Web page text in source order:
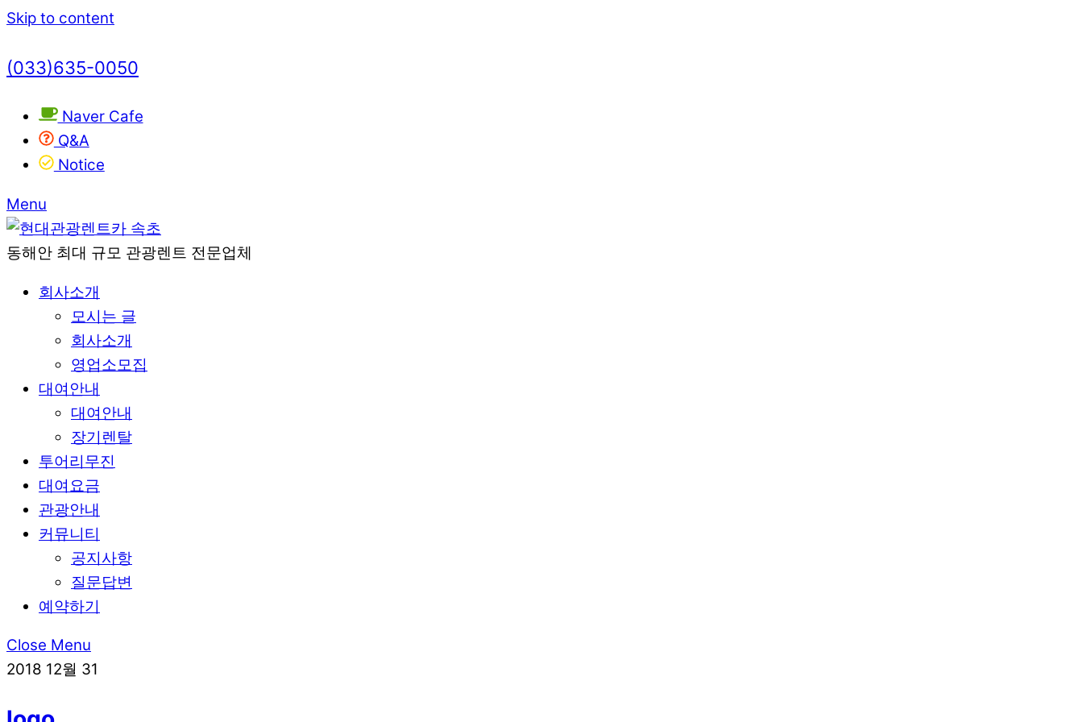
Skip to content
(033)635-0050
Naver Cafe
Q&A
Notice
Menu
동해안 최대 규모 관광렌트 전문업체
회사소개
모시는 글
회사소개
영업소모집
대여안내
대여안내
장기렌탈
투어리무진
대여요금
관광안내
커뮤니티
공지사항
질문답변
예약하기
Close Menu
2018 12월 31